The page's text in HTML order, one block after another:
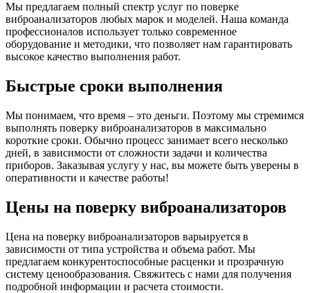
Мы предлагаем полный спектр услуг по поверке
виброанализаторов любых марок и моделей. Наша команда
профессионалов использует только современное
оборудование и методики, что позволяет нам гарантировать
высокое качество выполнения работ.
Быстрые сроки выполнения
Мы понимаем, что время – это деньги. Поэтому мы стремимся
выполнять поверку виброанализаторов в максимально
короткие сроки. Обычно процесс занимает всего несколько
дней, в зависимости от сложности задачи и количества
приборов. Заказывая услугу у нас, вы можете быть уверены в
оперативности и качестве работы!
Цены на поверку виброанализаторов
Цена на поверку виброанализаторов варьируется в
зависимости от типа устройства и объема работ. Мы
предлагаем конкурентоспособные расценки и прозрачную
систему ценообразования. Свяжитесь с нами для получения
подробной информации и расчета стоимости.